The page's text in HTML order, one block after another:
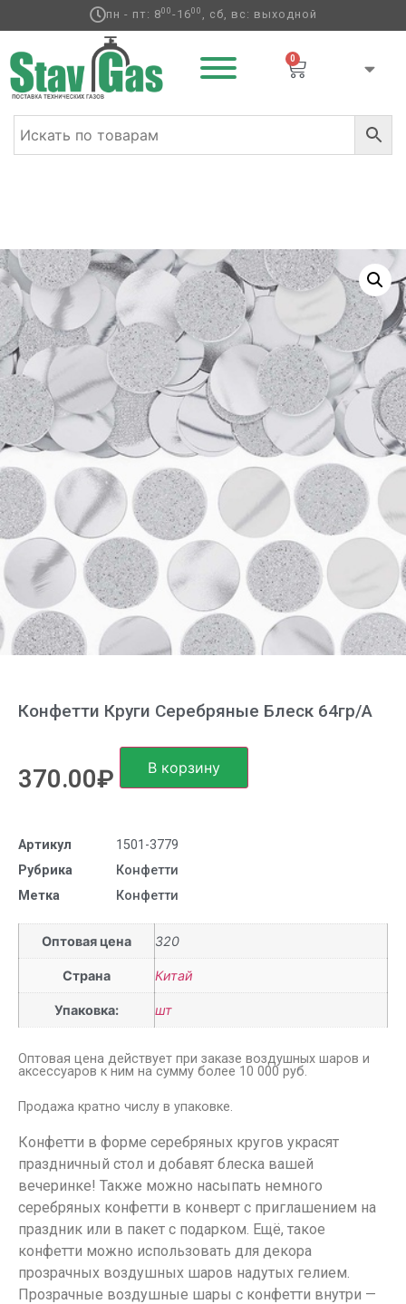
пн - пт: 800-1600 , сб, вс: выходной
0
Конфетти Круги Серебряные Блеск 64гр/A
370.00₽ В корзину
Артикул
1501-3779
Рубрика
Конфетти
Метка
Конфетти
Оптовая цена 320
Страна Китай
Упаковка: шт
Оптовая цена действует при заказе воздушных шаров и
аксессуаров к ним на сумму более 10 000 руб.
Продажа кратно числу в упаковке.
Конфетти в форме серебряных кругов украсят
праздничный стол и добавят блеска вашей
вечеринке! Также можно насыпать немного
серебряных конфетти в конверт с приглашением на
праздник или в пакет с подарком. Ещё, такое
конфетти можно использовать для декора
прозрачных воздушных шаров надутых гелием.
Прозрачные воздушные шары с конфетти внутри —